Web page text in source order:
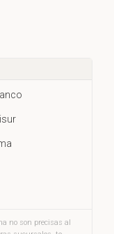
representan
que luchan contra
de la vida diaria.
no son precisas al